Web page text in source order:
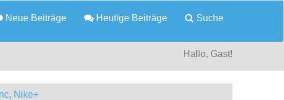
Neue Beiträge Heutige Beiträge Suche
Hallo, Gast!
Nike+